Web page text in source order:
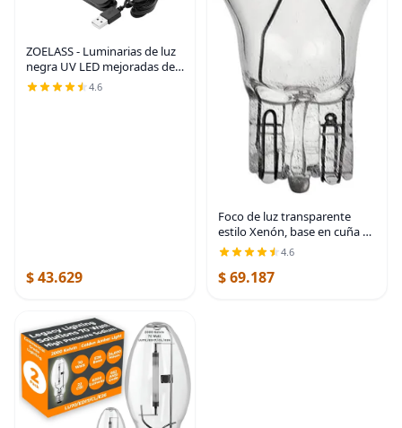
ZOELASS - Luminarias de luz
negra UV LED mejoradas de
395 nm con chip grande,
4.6
$ 43.629
Foco de luz transparente
estilo Xenón, base en cuña de
12 V, 20 000 horas de
18.0watts
4.6
$ 69.187